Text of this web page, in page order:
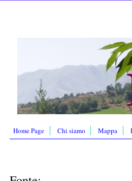
Home Page Chi siamo Mappa